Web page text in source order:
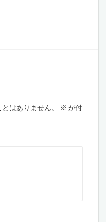
はありません。 ※ が付